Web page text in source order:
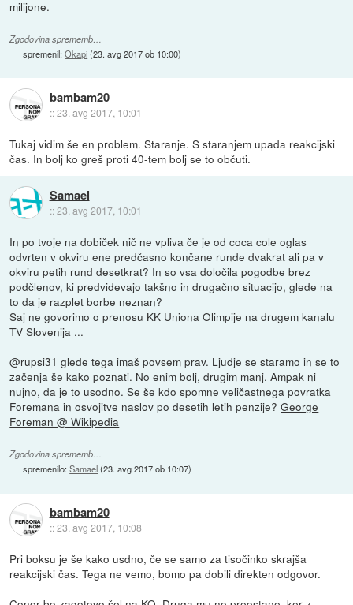
milijone.
Zgodovina sprememb…
spremenil:Okapi(23. avg 2017 ob 10:00)
bambam20
::23. avg 2017, 10:01
Tukaj vidim še en problem. Staranje. S staranjem upada reakcijski
čas. In bolj ko greš proti 40-tem bolj se to občuti.
Samael
::23. avg 2017, 10:01
In po tvoje na dobiček nič ne vpliva če je od coca cole oglas
odvrten v okviru ene predčasno končane runde dvakrat ali pa v
okviru petih rund desetkrat? In so vsa določila pogodbe brez
podčlenov, ki predvidevajo takšno in drugačno situacijo, glede na
to da je razplet borbe neznan?
Saj ne govorimo o prenosu KK Uniona Olimpije na drugem kanalu
TV Slovenija ...
@rupsi31 glede tega imaš povsem prav. Ljudje se staramo in se to
začenja še kako poznati. No enim bolj, drugim manj. Ampak ni
nujno, da je to usodno. Se še kdo spomne veličastnega povratka
Foremana in osvojitve naslov po desetih letih penzije?George
Foreman @ Wikipedia
Zgodovina sprememb…
spremenilo:Samael(23. avg 2017 ob 10:07)
bambam20
::23. avg 2017, 10:08
Pri boksu je še kako usdno, če se samo za tisočinko skrajša
reakcijski čas. Tega ne vemo, bomo pa dobili direkten odgovor.